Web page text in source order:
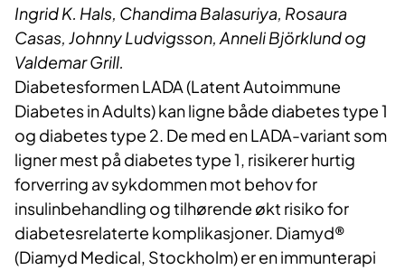
Ingrid K. Hals, Chandima Balasuriya, Rosaura
Casas, Johnny Ludvigsson, Anneli Björklund og
Valdemar Grill.
Diabetesformen LADA (Latent Autoimmune
Diabetes in Adults) kan ligne både diabetes type 1
og diabetes type 2. De med en LADA-variant som
ligner mest på diabetes type 1, risikerer hurtig
forverring av sykdommen mot behov for
insulinbehandling og tilhørende økt risiko for
diabetesrelaterte komplikasjoner. Diamyd®
(Diamyd Medical, Stockholm) er en immunterapi